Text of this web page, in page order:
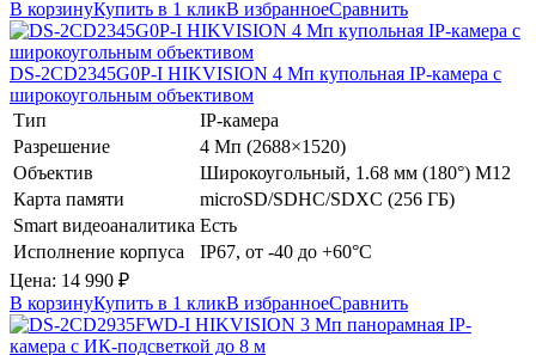
В корзинуКупить в 1 кликВ избранноеСравнить
DS-2CD2345G0P-I HIKVISION 4 Мп купольная IP-камера с
широкоугольным объективом
Тип
IP-камера
Разрешение
4 Мп (2688×1520)
Объектив
Широкоугольный, 1.68 мм (180°) М12
Карта памяти
microSD/SDHC/SDXC (256 ГБ)
Smart видеоаналитика Есть
Исполнение корпуса
IP67, от -40 до +60°C
Цена: 14 990 ₽
В корзинуКупить в 1 кликВ избранноеСравнить